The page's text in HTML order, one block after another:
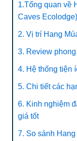
1.Tổng quan về
Caves Ecolodge)
2. Vị trí Hang
3. Review
4. Hệ thống tiện
5. Chi tiết các
6. Kinh nghiệm
giá tốt
7. So sánh